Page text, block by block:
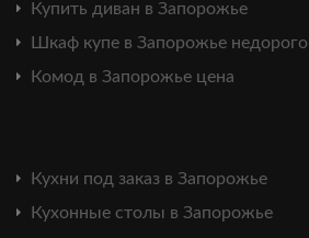
Купить диван в Запорожье
Шкаф купе в Запорожье недорого
Комод в Запорожье цена
Кухни под заказ в Запорожье
Кухонные столы в Запорожье